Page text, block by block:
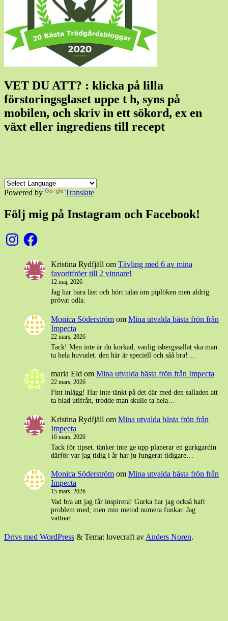
VET DU ATT? : klicka på lilla
förstoringsglaset uppe t h, syns på
mobilen, och skriv in ett sökord, ex en
växt eller ingrediens till recept
Powered by Translate
Följ mig på Instagram och Facebook!
InstagramFacebook
Kristina Rydfjäll om Tävling med 6 av mina
favoritfröer till 2 vinnare!
12 maj, 2026
Jag har bara läst och hört talas om piplöken men aldrig
prövat odla.
Monica Söderström om Mina utvalda bästa frön från
Impecta
22 mars, 2026
Tack! Men inte är du korkad, vanlig isbergssallat ska man
ta hela huvudet. den här är speciell och såå bra!…
maria Eld om Mina utvalda bästa frön från Impecta
22 mars, 2026
Fint inlägg! Har inte tänkt på det där med den salladen att
ta blad utifrån, trodde man skulle ta hela…
Kristina Rydfjäll om Mina utvalda bästa frön från
Impecta
16 mars, 2026
Tack för tipset. tänker inte ge upp planerar en gurkgardin
därför var jag tidig i år har ju fungerat tidigare…
Monica Söderström om Mina utvalda bästa frön från
Impecta
15 mars, 2026
Vad bra att jag får inspirera! Gurka har jag också haft
problem med, men min metod numera funkar. Jag
vattnar…
Drivs med WordPress & Tema: lovecraft av Anders Noren.